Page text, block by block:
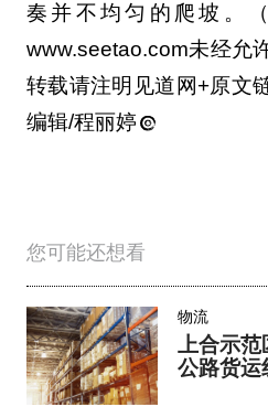
奏并不均匀的爬坡。
www.seetao.com未经允
转载请注明见道网+原文
编辑/程丽婷
您可能还想看
物流
上合示范
公路货运